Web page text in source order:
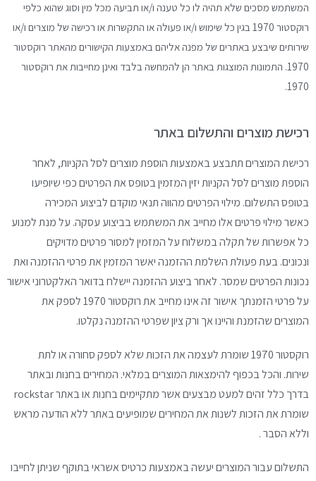
המשתמש מסכים שלא תהיה לו כל טענה ו/או תביעה מכל מין וסוג שהוא כלפי
רוקסטור 1970 בגין כל שימוש ו/או פעולה או התקשרות או רכישה של מוצרים ו/או
שירותים שיבצע באתרים של מפנה אליהם באמצעות הקישורים מהאתר רוקסטור
1970. התמונות המוצגות באתר הן להמחשה בלבד ואינן מחייבות את רוקסטור
1970.
רכישת מוצרים והתשלום באתר
רכישת המוצרים תתבצע באמצעות הוספת מוצרים לסלהקניות, לאחר
הוספת מוצרים לסל הקניות יזין המזמיןבטופס את הפרטים כפי שיופיעו
בטופס התשלום. מילוי הפרטים מהווה תנאי מוקדם לביצוע המכירה
כאשרמילוי פרטים אלו מחייב את המשתמש בביצוע עסקה. על מנת למנוע
כל אפשרות של תקלה במשלוח על המזמיןלמסור פרטים מדויקים
ונכונים.בעת פעולת השלמת ההזמנה יאשר המזמין את פרטיההזמנה ואת
נכונות הפרטים שמסר. לאחר ביצוע ההזמנה יישלח בדואר האלקטרוני אישור
עלפרטי הזמנתך אישור זה אינו מחייב את רוקסטור 1970
לספק את
המוצרים שהזמנת והיינו אך ורק ציון שפרטיההזמנה נקלטו.
רוקסטור 1970 שומרת לעצמה את הזכות
שלא לספק סחורה או לתת
שירות. והכל בכפוף להימצאות המוצרים במלאי. המחירים בחנות ובאתר
בדרך כלל זהים למעט מבצעים
אשר מתקיימים בחנות או באתר rockstar
שומרת אתהזכות לשנות את המחירים שמופיעים באתר ללא הודעהמראש
וללא הסבר .
התשלום עבור המוצרים יעשה באמצעות כרטיס אשראיבתוקף שניתן לחייבו